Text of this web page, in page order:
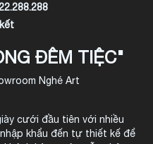
ĐÊM TIỆC"
Nghé Art
cưới đầu tiên với nhiều
khẩu đến tự thiết kế để